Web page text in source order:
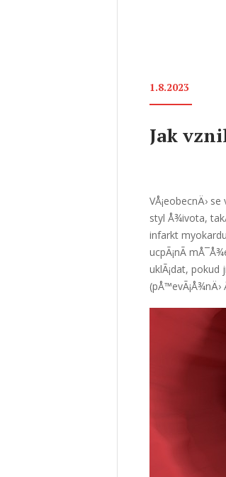
1.8.2023
Jak
VÅ¡eobecnÄ›
styl Å¾ivota,
infarkt
ucpÃ¡nÃ­
uklÃ¡dat,